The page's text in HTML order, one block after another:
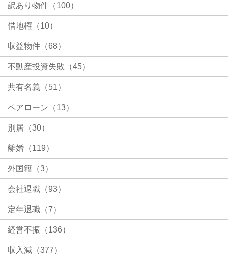
訳あり物件（100）
借地権（10）
収益物件（68）
不動産投資失敗（45）
共有名義（51）
ペアローン（13）
別居（30）
離婚（119）
外国籍（3）
会社退職（93）
定年退職（7）
経営不振（136）
収入減（377）